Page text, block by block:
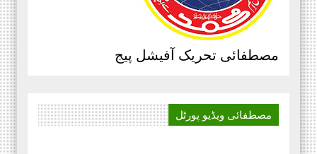
مصطفائی تحریک آفیشل پیج
مصطفائی ویڈیو پورٹل
2020ء،مصطفائی تحریک،جناب حافظ
قاسم مصطفائی سیکرٹری جنرل
پیغام بنام ذمہ داران مصطفائی
‏صوبائی سرکلر نمبر 4 پنجاب